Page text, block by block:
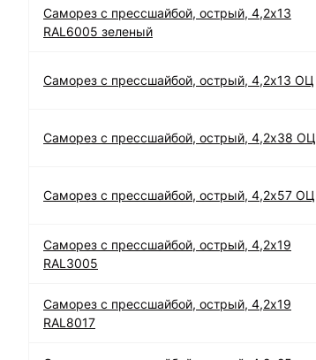
Саморез с прессшайбой, острый, 4,2х13
RAL6005 зеленый
Саморез с прессшайбой, острый, 4,2х13 ОЦ
Саморез с прессшайбой, острый, 4,2х38 ОЦ
Саморез с прессшайбой, острый, 4,2х57 ОЦ
Саморез с прессшайбой, острый, 4,2х19
RAL3005
Саморез с прессшайбой, острый, 4,2х19
RAL8017